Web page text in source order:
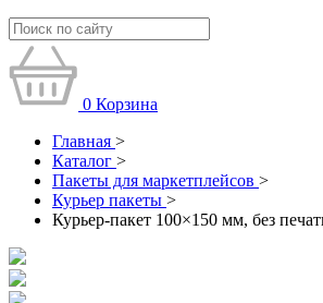
0 Корзина
Главная >
Каталог >
Пакеты для маркетплейсов >
Курьер пакеты >
Курьер-пакет 100×150 мм, без